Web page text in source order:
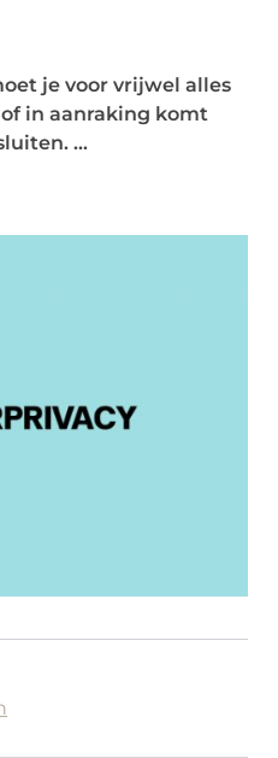
je voor vrijwel alles
in aanraking komt
...